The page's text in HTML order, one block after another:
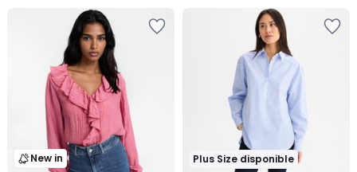
New in Plus Size disponible